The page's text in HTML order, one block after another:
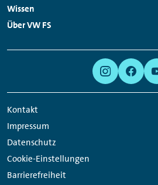
Links:
Wissen
Links:
Über VW FS
Kontakt
Impressum
Datenschutz
Cookie-Einstellungen
Barrierefreiheit
Links